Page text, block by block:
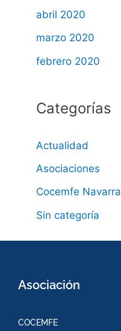
abril 2020
marzo 2020
febrero 2020
Categorías
Actualidad
Asociaciones
Cocemfe Navarra
Sin categoría
Asociación
COCEMFE